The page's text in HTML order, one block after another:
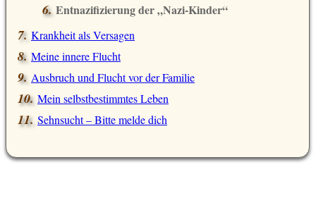
Entnazifizierung der „Nazi-Kinder“
Krankheit als Versagen
Meine innere Flucht
Ausbruch und Flucht vor der Familie
Mein selbstbestimmtes Leben
Sehnsucht – Bitte melde dich